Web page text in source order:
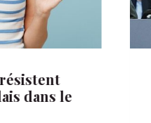
dans le